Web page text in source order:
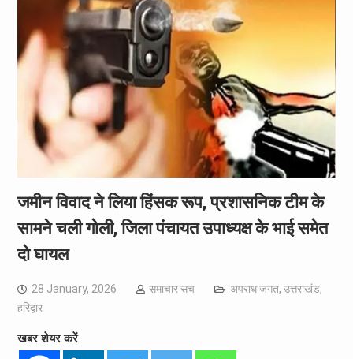
जमीन विवाद ने लिया हिंसक रूप, प्रशासनिक टीम के
सामने चली गोली, जिला पंचायत उपाध्यक्ष के भाई समेत
दो घायल
28 January, 2026 समाचार सच अपराध जगत, उत्तराखंड,
हरिद्वार
खबर शेयर करें